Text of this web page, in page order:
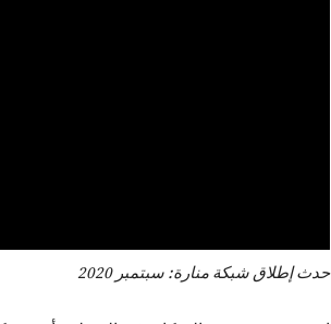
حدث إطلاق شبكة منارة: سبتمبر 2020